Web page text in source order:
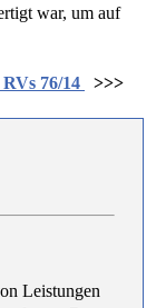
war, um auf
76/14 >>>
Leistungen